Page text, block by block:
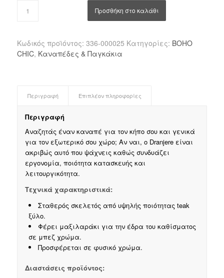
Προσθήκη στο καλάθι
Κωδικός προϊόντος: 336-000025 Κατηγορίες: BOHO
CHIC, Καναπέδες & Παγκάκια
Περιγραφή Επιπλέον πληροφορίες
Περιγραφή
Αναζητάς έναν καναπέ για τον κήπο σου και γενικά
για τον εξωτερικό σου χώρο; Αν ναι, ο Dranjere είναι
ακριβώς αυτό που ψάχνεις καθώς συνδυάζει
εργονομία, ποιότητα κατασκευής και
λειτουργικότητα.
Τεχνικά χαρακτηριστικά:
Σταθερός σκελετός από υψηλής ποιότητας teak
ξύλο.
Φέρει μαξιλαράκι για την έδρα του καθίσματος
σε μπεζ χρώμα.
Προσφέρεται σε φυσικό χρώμα.
Διαστάσεις προϊόντος: